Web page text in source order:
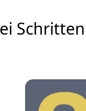
Schritten